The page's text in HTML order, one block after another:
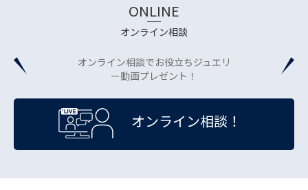
ONLINE
オンライン相談
オンライン相談でお役立ちジュエリ
ー動画プレゼント！
オンライン相談！